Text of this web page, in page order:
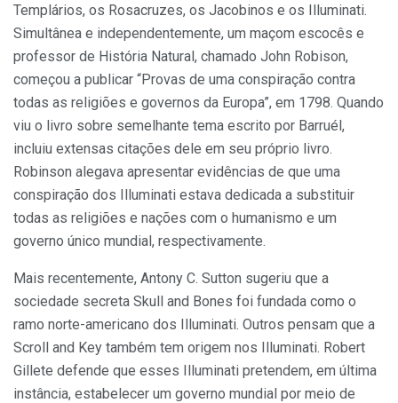
Templários, os Rosacruzes, os Jacobinos e os Illuminati.
Simultânea e independentemente, um maçom escocês e
professor de História Natural, chamado John Robison,
começou a publicar “Provas de uma conspiração contra
todas as religiões e governos da Europa”, em 1798. Quando
viu o livro sobre semelhante tema escrito por Barruél,
incluiu extensas citações dele em seu próprio livro.
Robinson alegava apresentar evidências de que uma
conspiração dos Illuminati estava dedicada a substituir
todas as religiões e nações com o humanismo e um
governo único mundial, respectivamente.
Mais recentemente, Antony C. Sutton sugeriu que a
sociedade secreta Skull and Bones foi fundada como o
ramo norte-americano dos Illuminati. Outros pensam que a
Scroll and Key também tem origem nos Illuminati. Robert
Gillete defende que esses Illuminati pretendem, em última
instância, estabelecer um governo mundial por meio de